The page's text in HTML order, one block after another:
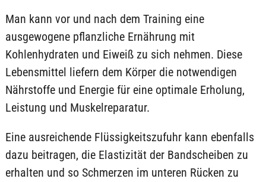
Man kann vor und nach dem Training eine
ausgewogene pflanzliche Ernährung mit
Kohlenhydraten und Eiweiß zu sich nehmen. Diese
Lebensmittel liefern dem Körper die notwendigen
Nährstoffe und Energie für eine optimale Erholung,
Leistung und Muskelreparatur.
Eine ausreichende Flüssigkeitszufuhr kann ebenfalls
dazu beitragen, die Elastizität der Bandscheiben zu
erhalten und so Schmerzen im unteren Rücken zu